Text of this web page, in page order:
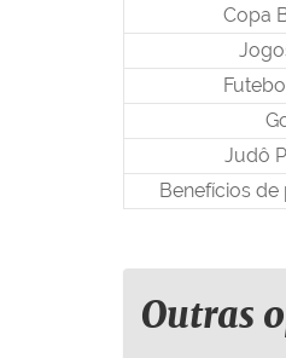
Copa
Judô
Benefícios de
Outras